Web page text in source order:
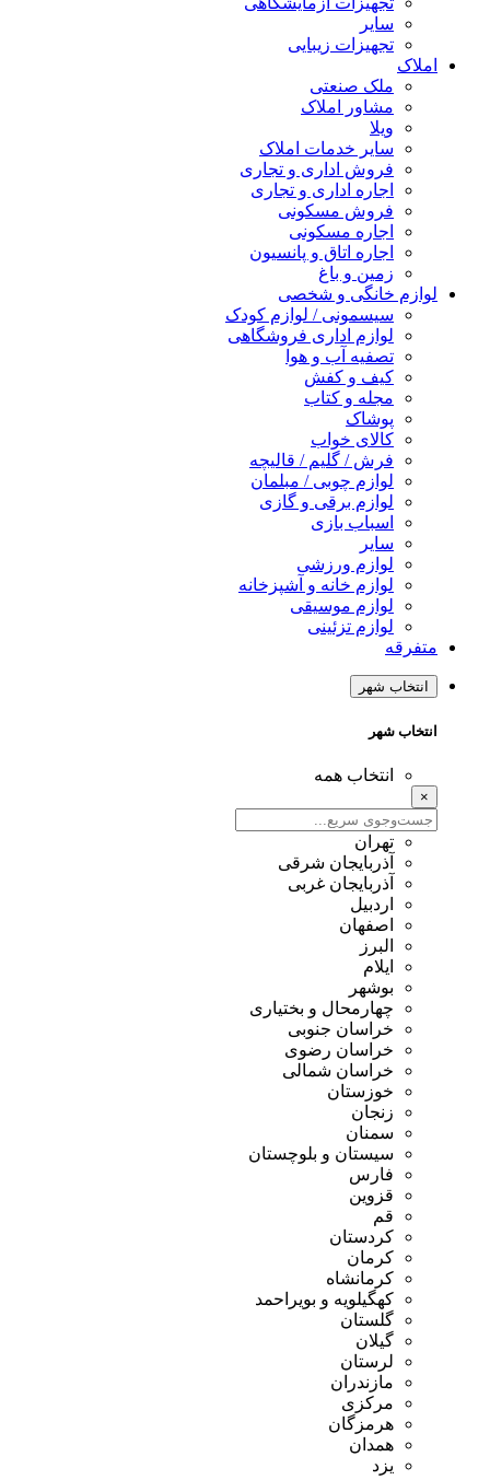
سایر
تجهیزات زیبایی
املاک
ملک صنعتی
مشاور املاک
ویلا
سایر خدمات املاک
فروش اداری و تجاری
اجاره اداری و تجاری
فروش مسکونی
اجاره مسکونی
اجاره اتاق و پانسیون
زمین و باغ
لوازم خانگی و شخصی
سیسمونی / لوازم کودک
لوازم اداری فروشگاهی
تصفیه آب و هوا
کیف و کفش
مجله و کتاب
پوشاک
کالای خواب
فرش / گلیم / قالیچه
لوازم چوبی / مبلمان
لوازم برقی و گازی
اسباب بازی
سایر
لوازم ورزشی
لوازم خانه و آشپزخانه
لوازم موسیقی
لوازم تزئینی
متفرقه
انتخاب شهر
انتخاب شهر
انتخاب همه
×
تهران
آذربایجان شرقی
آذربایجان غربی
اردبیل
اصفهان
البرز
ایلام
بوشهر
چهارمحال و بختیاری
خراسان جنوبی
خراسان رضوی
خراسان شمالی
خوزستان
زنجان
سمنان
سیستان و بلوچستان
فارس
قزوین
قم
کردستان
کرمان
کرمانشاه
کهگیلویه و بویراحمد
گلستان
گیلان
لرستان
مازندران
مرکزی
هرمزگان
همدان
یزد